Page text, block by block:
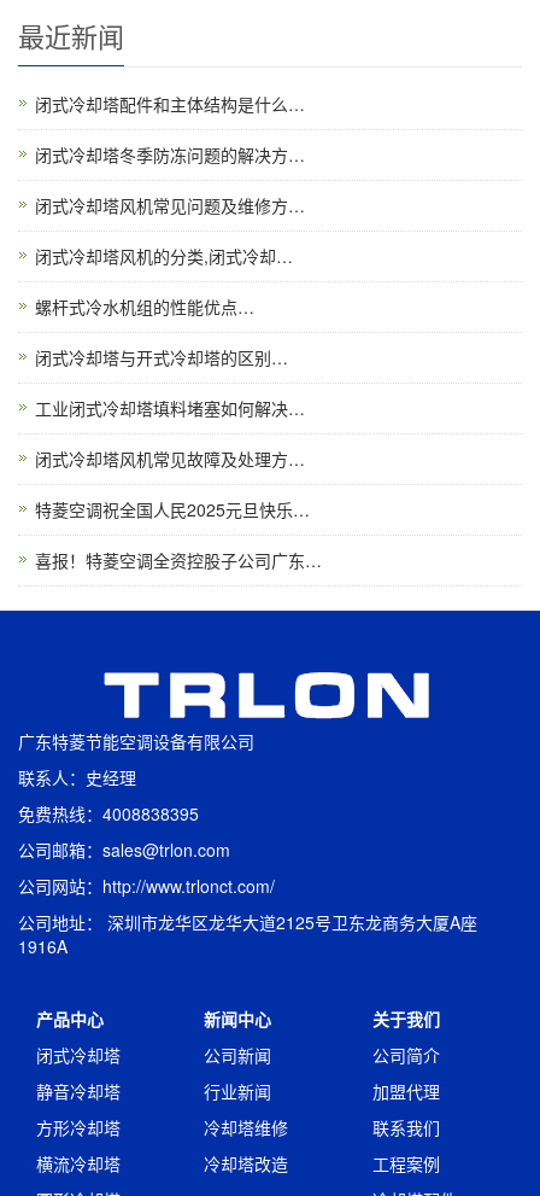
最近新闻
闭式冷却塔配件和主体结构是什么…
闭式冷却塔冬季防冻问题的解决方…
闭式冷却塔风机常见问题及维修方…
闭式冷却塔风机的分类,闭式冷却…
螺杆式冷水机组的性能优点…
闭式冷却塔与开式冷却塔的区别…
工业闭式冷却塔填料堵塞如何解决…
闭式冷却塔风机常见故障及处理方…
特菱空调祝全国人民2025元旦快乐…
喜报！特菱空调全资控股子公司广东…
广东特菱节能空调设备有限公司
联系人：史经理
免费热线：4008838395
公司邮箱：sales@trlon.com
公司网站：http://www.trlonct.com/
公司地址： 深圳市龙华区龙华大道2125号卫东龙商务大厦A座
1916A
产品中心
闭式冷却塔
静音冷却塔
方形冷却塔
横流冷却塔
新闻中心
公司新闻
行业新闻
冷却塔维修
冷却塔改造
关于我们
公司简介
加盟代理
联系我们
工程案例